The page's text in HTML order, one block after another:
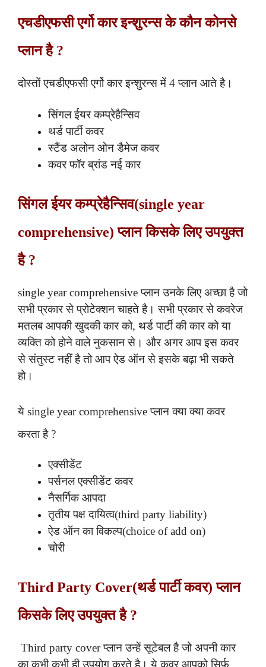
एचडीएफसी एर्गो कार इन्शुरन्स के कौन कोनसे
प्लान है ?
दोस्तों एचडीएफसी एर्गो कार इन्शुरन्स में 4 प्लान आते है।
सिंगल ईयर कम्प्रेहैन्सिव
थर्ड पार्टी कवर
स्टैंड अलोन ओन डैमेज कवर
कवर फॉर ब्रांड नई कार
सिंगल ईयर कम्प्रेहैन्सिव(single year
comprehensive) प्लान किसके लिए उपयुक्त
है ?
single year comprehensive प्लान उनके लिए अच्छा है जो
सभी प्रकार से प्रोटेक्शन चाहते है। सभी प्रकार से कवरेज
मतलब आपकी खुदकी कार को, थर्ड पार्टी की कार को या
व्यक्ति को होने वाले नुकसान से। और अगर आप इस कवर
से संतुस्ट नहीं है तो आप ऐड ऑन से इसके बढ़ा भी सकते
हो।
ये single year comprehensive प्लान क्या क्या कवर
करता है ?
एक्सीडेंट
पर्सनल एक्सीडेंट कवर
नैसर्गिक आपदा
तृतीय पक्ष दायित्व(third party liability)
ऐड ऑन का विकल्प(choice of add on)
चोरी
Third Party Cover(थर्ड पार्टी कवर) प्लान
किसके लिए उपयुक्त है ?
Third party cover प्लान उन्हें सूटेबल है जो अपनी कार
का कभी कभी ही उपयोग करते है। ये कवर आपको सिर्फ